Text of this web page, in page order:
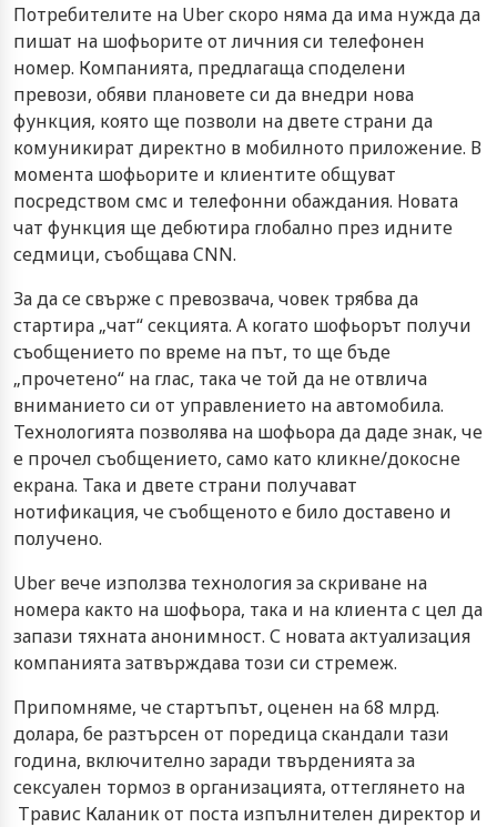
Потребителите на Uber скоро няма да има нужда да
пишат на шофьорите от личния си телефонен
номер. Компанията, предлагаща споделени
превози, обяви плановете си да внедри нова
функция, която ще позволи на двете страни да
комуникират директно в мобилното приложение. В
момента шофьорите и клиентите общуват
посредством смс и телефонни обаждания. Новата
чат функция ще дебютира глобално през идните
седмици, съобщава CNN.
За да се свърже с превозвача, човек трябва да
стартира „чат“ секцията. А когато шофьорът получи
съобщението по време на път, то ще бъде
„прочетено“ на глас, така че той да не отвлича
вниманието си от управлението на автомобила.
Технологията позволява на шофьора да даде знак, че
е прочел съобщението, само като кликне/докосне
екрана. Така и двете страни получават
нотификация, че съобщеното е било доставено и
получено.
Uber вече използва технология за скриване на
номера както на шофьора, така и на клиента с цел да
запази тяхната анонимност. С новата актуализация
компанията затвърждава този си стремеж.
Припомняме, че стартъпът, оценен на 68 млрд.
долара, бе разтърсен от поредица скандали тази
година, включително заради твърденията за
сексуален тормоз в организацията, оттеглянето на
Травис Каланик от поста изпълнителен директор и